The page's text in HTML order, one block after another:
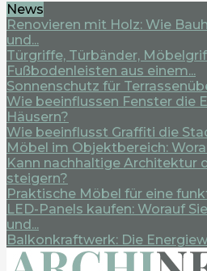
News
Renovieren mit Holz: Wie
und...
Türgriffe, Türbänder,
Fußbodenleisten aus einem...
Sonnenschutz für
Wie beeinflussen Fenster die
Häusern?
Wie beeinflusst Graffiti die
Möbel im Objektbereich:
Kann nachhaltige Architektur
steigern?
Praktische Möbel für eine
LED-Panels kaufen: Worauf
und...
Balkonkraftwerk: Die